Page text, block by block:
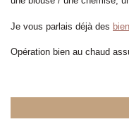
Je vous parlais déjà des
Opération bien au chaud